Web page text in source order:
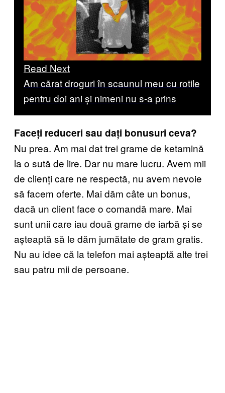
Read Next
Am cărat droguri în scaunul meu cu rotile
pentru doi ani și nimeni nu s-a prins
Faceți reduceri sau dați bonusuri ceva?
Nu prea. Am mai dat trei grame de ketamină
la o sută de lire. Dar nu mare lucru. Avem mii
de clienți care ne respectă, nu avem nevoie
să facem oferte. Mai dăm câte un bonus,
dacă un client face o comandă mare. Mai
sunt unii care iau două grame de iarbă și se
așteaptă să le dăm jumătate de gram gratis.
Nu au idee că la telefon mai așteaptă alte trei
sau patru mii de persoane.